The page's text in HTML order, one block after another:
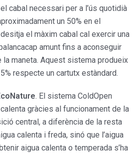
cabal necessari per a l’ús quotidià
un 50% en el
el màxim cabal cal exercir una
amunt fins a aconseguir
la maneta. Aquest sistema produeix
respecte un cartutx estàndard.
. El sistema ColdOpen
gràcies al funcionament de la
central, a diferència de la resta
calenta i freda, sinó que l’aigua
aigua calenta o temperada s’ha